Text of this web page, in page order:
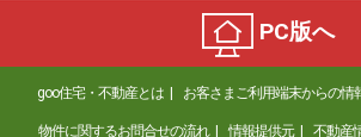
PC版へ
goo住宅・不動産とは お客さまご利用端末からの情
物件に関するお問合せの流れ 情報提供元 不動産